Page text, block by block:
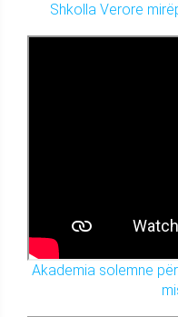
Shkolla Verore
Akademia solemne